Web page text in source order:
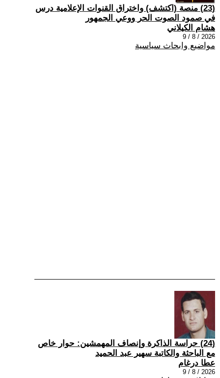
(23) منصة (اكتشف) واختراق القنوات الإعلامية درس
في صمود الصوت الحر ووعي الجمهور
هشام الكيلاني
2026 / 8 / 9
مواضيع وابحاث سياسية
(24) حراسة الذاكرة وإنصاف المهمشين: حوار خاص
مع الباحثة والكاتبة سهير عبد الحميد
عطا درغام
2026 / 8 / 9